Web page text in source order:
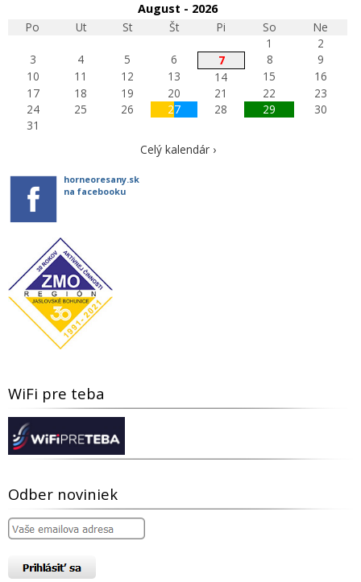
August - 2026
Po
Ut St Št Pi So
Ne
1
2
3
4 5 6 7 8
9
10
11 12 13 14 15
16
17
18 19 20 21 22
23
24
25 26 27 28 29
30
31
Celý kalendár ›
horneoresany.sk
na facebooku
WiFi pre teba
Odber noviniek